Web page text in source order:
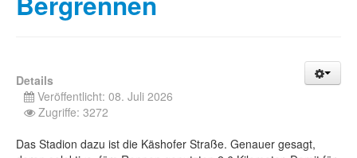
Details
Veröffentlicht: 08. Juli 2026
Zugriffe: 3272
Das Stadion dazu ist die Käshofer Straße. Genauer gesagt,